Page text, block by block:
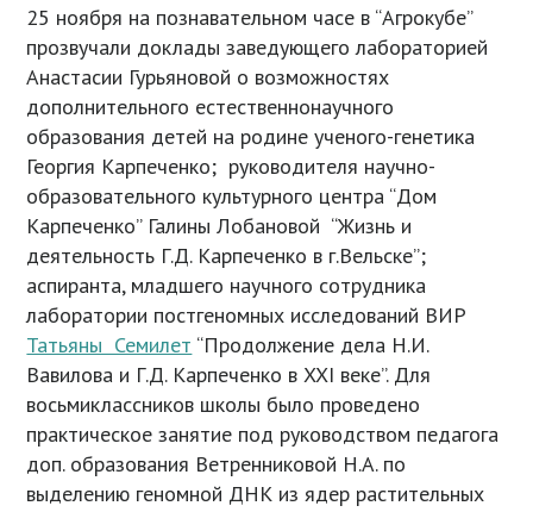
25 ноября на познавательном часе в “Агрокубе”
прозвучали доклады заведующего лабораторией
Анастасии Гурьяновой о возможностях
дополнительного естественнонаучного
образования детей на родине ученого-генетика
Георгия Карпеченко; руководителя научно-
образовательного культурного центра “Дом
Карпеченко” Галины Лобановой “Жизнь и
деятельность Г.Д. Карпеченко в г.Вельске”;
аспиранта, младшего научного сотрудника
лаборатории постгеномных исследований ВИР
Татьяны Семилет “Продолжение дела Н.И.
Вавилова и Г.Д. Карпеченко в XXI веке”. Для
восьмиклассников школы было проведено
практическое занятие под руководством педагога
доп. образования Ветренниковой Н.А. по
выделению геномной ДНК из ядер растительных